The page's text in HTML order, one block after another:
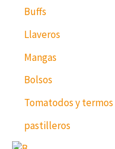
Buffs
Llaveros
Mangas
Bolsos
Tomatodos y termos
pastilleros